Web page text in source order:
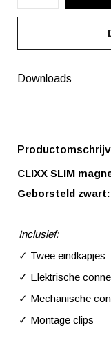
Downloads
CLIXX SLIM
Geborsteld zwart:
Inclusief:
✓ Twee eindkapjes
✓ Elektrische
✓ Mechanische
✓ Montage clips